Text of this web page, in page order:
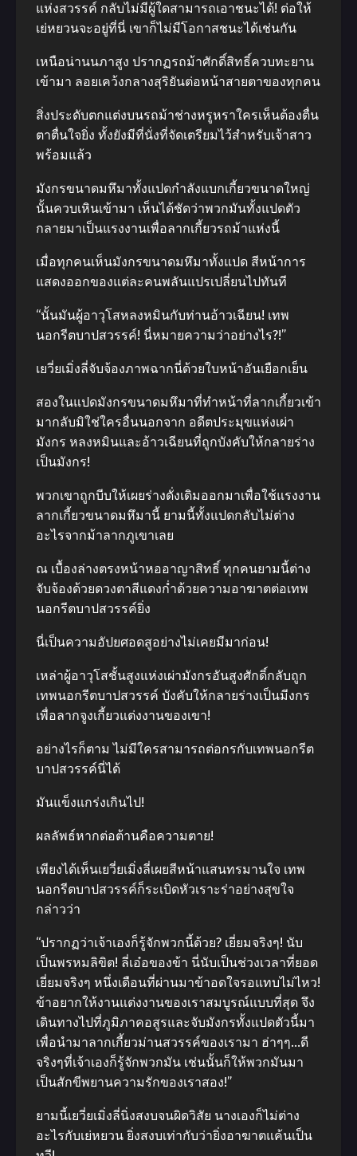
แห่งสวรรค์ กลับไม่มีผู้ใดสามารถเอาชนะได้! ต่อให้
เย่หยวนจะอยู่ที่นี่ เขาก็ไม่มีโอกาสชนะได้เช่นกัน
เหนือน่านนภาสูง ปรากฏรถม้าศักดิ์สิทธิ์ควบทะยาน
เข้ามา ลอยเคว้งกลางสุริยันต่อหน้าสายตาของทุกคน
สิ่งประดับตกแต่งบนรถม้าช่างหรูหราใครเห็นต้องตื่น
ตาตื่นใจยิ่ง ทั้งยังมีที่นั่งที่จัดเตรียมไว้สำหรับเจ้าสาว
พร้อมแล้ว
มังกรขนาดมหึมาทั้งแปดกำลังแบกเกี้ยวขนาดใหญ่
นั้นควบเหินเข้ามา เห็นได้ชัดว่าพวกมันทั้งแปดตัว
กลายมาเป็นแรงงานเพื่อลากเกี้ยวรถม้าแห่งนี้
เมื่อทุกคนเห็นมังกรขนาดมหึมาทั้งแปด สีหน้าการ
แสดงออกของแต่ละคนพลันแปรเปลี่ยนไปทันที
“นั้นมันผู้อาวุโสหลงหมินกับท่านอ้าวเฉียน! เทพ
นอกรีตบาปสวรรค์! นี่หมายความว่าอย่างไร?!”
เยวี่ยเมิ่งลี่จับจ้องภาพฉากนี่ด้วยใบหน้าอันเยือกเย็น
สองในแปดมังกรขนาดมหึมาที่ทำหน้าที่ลากเกี้ยวเข้า
มากลับมิใช่ใครอื่นนอกจาก อดีตประมุขแห่งเผ่า
มังกร หลงหมินและอ้าวเฉียนที่ถูกบังคับให้กลายร่าง
เป็นมังกร!
พวกเขาถูกบีบให้เผยร่างดั่งเดิมออกมาเพื่อใช้แรงงาน
ลากเกี้ยวขนาดมหึมานี้ ยามนี้ทั้งแปดกลับไม่ต่าง
อะไรจากม้าลากภูเขาเลย
ณ เบื้องล่างตรงหน้าหออาญาสิทธิ์ ทุกคนยามนี้ต่าง
จับจ้องด้วยดวงตาสีแดงก่ำด้วยความอาฆาตต่อเทพ
นอกรีตบาปสวรรค์ยิ่ง
นี่เป็นความอัปยศอดสูอย่างไม่เคยมีมาก่อน!
เหล่าผู้อาวุโสชั้นสูงแห่งเผ่ามังกรอันสูงศักดิ์กลับถูก
เทพนอกรีตบาปสวรรค์ บังคับให้กลายร่างเป็นมีงกร
เพื่อลากจูงเกี้ยวแต่งงานของเขา!
อย่างไรก็ตาม ไม่มีใครสามารถต่อกรกับเทพนอกรีต
บาปสวรรค์นี่ได้
มันแข็งแกร่งเกินไป!
ผลลัพธ์หากต่อต้านคือความตาย!
เพียงได้เห็นเยวี่ยเมิ่งลี่เผยสีหน้าแสนทรมานใจ เทพ
นอกรีตบาปสวรรค์ก็ระเบิดหัวเราะร่าอย่างสุขใจ
กล่าวว่า
“ปรากฏว่าเจ้าเองก็รู้จักพวกนี้ด้วย? เยี่ยมจริงๆ! นับ
เป็นพรหมลิขิต! ลี่เอ๋อของข้า นี่นับเป็นช่วงเวลาที่ยอด
เยี่ยมจริงๆ หนึ่งเดือนที่ผ่านมาข้าอดใจรอแทบไม่ไหว!
ข้าอยากให้งานแต่งงานของเราสมบูรณ์แบบที่สุด จึง
เดินทางไปที่ภูมิภาคอสูรและจับมังกรทั้งแปดตัวนี้มา
เพื่อนำมาลากเกี้ยวม่านสวรรค์ของเรามา ฮ่าๆๆ…ดี
จริงๆที่เจ้าเองก็รู้จักพวกมัน เช่นนั้นก็ให้พวกมันมา
เป็นสักขีพยานความรักของเราสอง!”
ยามนี้เยวี่ยเมิ่งลี่นิ่งสงบจนผิดวิสัย นางเองก็ไม่ต่าง
อะไรกับเย่หยวน ยิ่งสงบเท่ากับว่ายิ่งอาฆาตแค้นเป็น